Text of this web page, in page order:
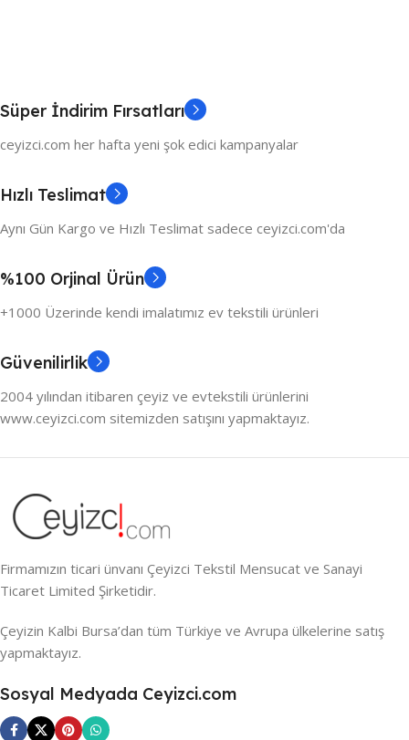
Süper İndirim Fırsatları
ceyizci.com her hafta yeni şok edici kampanyalar
Hızlı Teslimat
Aynı Gün Kargo ve Hızlı Teslimat sadece ceyizci.com'da
%100 Orjinal Ürün
+1000 Üzerinde kendi imalatımız ev tekstili ürünleri
Güvenilirlik
2004 yılından itibaren çeyiz ve evtekstili ürünlerini
www.ceyizci.com sitemizden satışını yapmaktayız.
Firmamızın ticari ünvanı Çeyizci Tekstil Mensucat ve Sanayi
Ticaret Limited Şirketidir.
Çeyizin Kalbi Bursa’dan tüm Türkiye ve Avrupa ülkelerine satış
yapmaktayız.
Sosyal Medyada Ceyizci.com